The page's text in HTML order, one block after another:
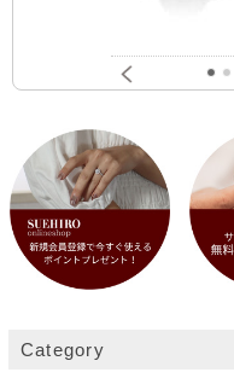
Category